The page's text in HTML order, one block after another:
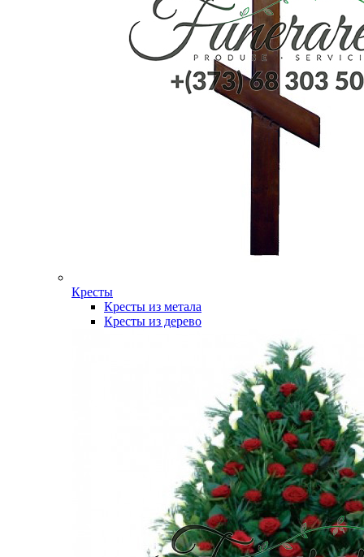
Кресты
Кресты из метала
Кресты из дерево